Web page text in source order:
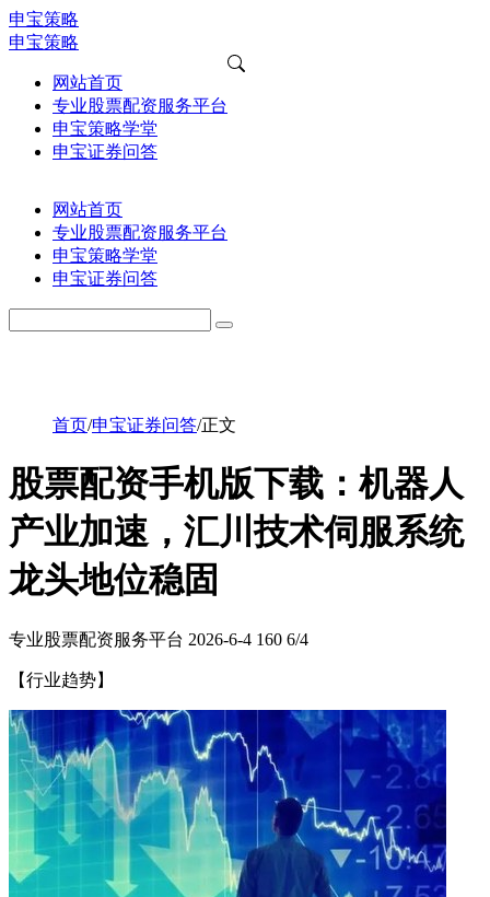
申宝策略
申宝策略
网站首页
专业股票配资服务平台
申宝策略学堂
申宝证券问答
网站首页
专业股票配资服务平台
申宝策略学堂
申宝证券问答
首页/申宝证券问答/正文
股票配资手机版下载：机器人
产业加速，汇川技术伺服系统
龙头地位稳固
专业股票配资服务平台 2026-6-4 160 6/4
【行业趋势】